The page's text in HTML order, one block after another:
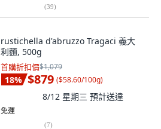
(39)
rustichella d'abruzzo Tragaci 義大
利麵, 500g
首購折扣價$1,079
18% $879 ($58.60/100g)
8/12 星期三 預計送達
免運
(7)